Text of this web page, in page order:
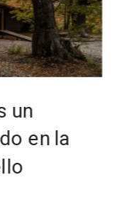
un
en la